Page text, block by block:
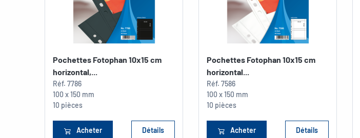
Pochettes Fotophan 10x15 cm
horizontal,...
Réf. 7786
100 x 150 mm
10 pièces
Acheter Détails
Pochettes Fotophan 10x15 cm
horizontal...
Réf. 7586
100 x 150 mm
10 pièces
Acheter Détails